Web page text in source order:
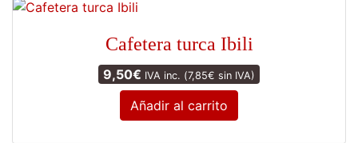
Cafetera turca Ibili
9,50€ IVA inc. (7,85€ sin IVA)
Añadir al carrito